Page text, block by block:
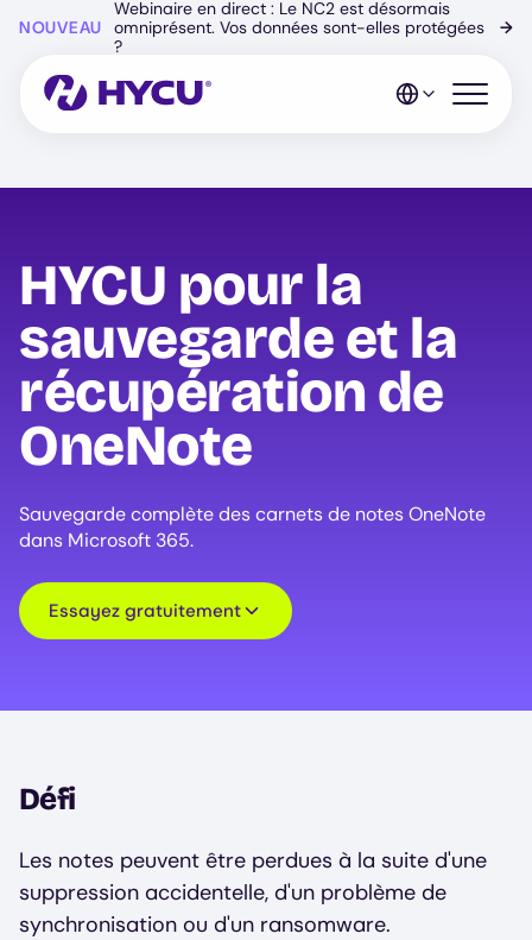
content
NOUVEAU
Webinaire en direct : Le NC2 est désormais
omniprésent. Vos données sont-elles protégées
?
→
Open
HYCU pour la
sauvegarde et la
récupération de
OneNote
Sauvegarde complète des carnets de notes OneNote
dans Microsoft 365.
Essayez gratuitement
Défi
Les notes peuvent être perdues à la suite d'une
suppression accidentelle, d'un problème de
synchronisation ou d'un ransomware.